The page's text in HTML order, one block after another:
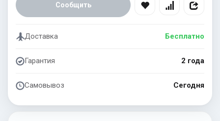
Сообщить
Доставка Бесплатно
Гарантия 2 года
Самовывоз Сегодня